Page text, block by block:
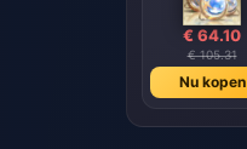
€ 64.10
€ 105.31
Nu kopen